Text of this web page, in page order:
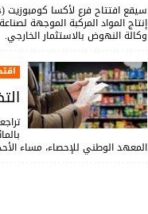
إنتاج المواد المركبة الموجهة
وكالة النهوض بالاستثمار الخارجي.
المعهد الوطني للإحصاء، مساء